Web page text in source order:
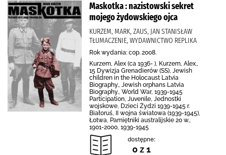
Maskotka : nazistowski sekret
mojego żydowskiego ojca
KURZEM, MARK, ZAUS, JAN STANISŁAW
TŁUMACZENIE, WYDAWNICTWO REPLIKA
Rok wydania: cop. 2008.
Kurzem, Alex (ca 1936- ), Kurzem, Alex.,
15 Dywizja Grenadierów (SS), Jewish
children in the Holocaust Latvia
Biography., Jewish orphans Latvia
Biography., World War, 1939-1945
Participation, Juvenile, Jednostki
wojskowe, Dzieci Żydzi 1939-1945 r.
Białoruś, II wojna światowa (1939-1945),
Łotwa, Pamiętniki australijskie 20 w.,
1901-2000, 1939-1945
dostępne:
0 z 1